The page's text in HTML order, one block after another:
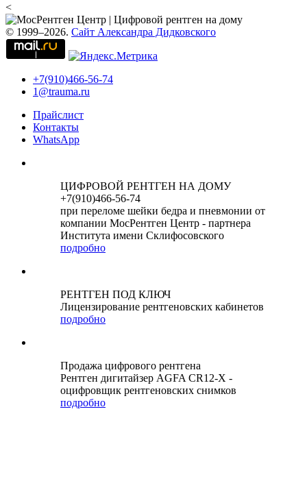
<
© 1999–2026. Сайт Александра Дидковского
+7(910)466-56-74
1@trauma.ru
Прайслист
Контакты
WhatsApp
ЦИФРОВОЙ РЕНТГЕН НА ДОМУ
+7(910)466-56-74
при переломе шейки бедра и пневмонии от
компании МосРентген Центр - партнера
Института имени Склифосовского
подробно
РЕНТГЕН ПОД КЛЮЧ
Лицензирование рентгеновских кабинетов
подробно
Продажа цифрового рентгена
Рентген дигитайзер AGFA CR12-X -
оцифровщик рентгеновских снимков
подробно